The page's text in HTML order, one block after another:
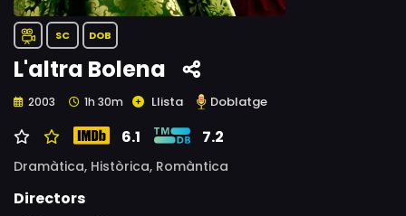
SC DOB
L'altra Bolena
2003 1h 30m Llista Doblatge
6.1 7.2
Dramàtica, Històrica, Romàntica
Directors